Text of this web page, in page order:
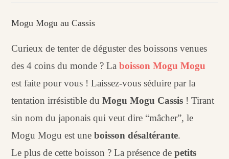
Mogu Mogu au Cassis
Curieux de tenter de déguster des boissons venues
des 4 coins du monde ? Laboisson Mogu Mogu
est faite pour vous ! Laissez-vous séduire par la
tentation irrésistible duMogu Mogu Cassis ! Tirant
sin nom du japonais qui veut dire “mâcher”, le
Mogu Mogu est une boisson désaltérante.
Le plus de cette boisson ? La présence depetits